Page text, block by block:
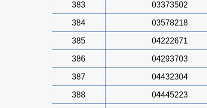
383 03373502
384 03578218
385 04222671
386 04293703
387 04432304
388 04445223